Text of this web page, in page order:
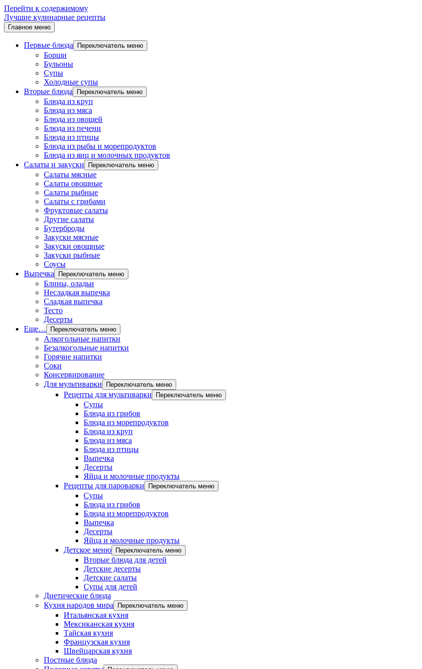
Перейти к содержимому
Лучшие кулинарные рецепты
Главное меню
Первые блюда Переключатель меню
Борщи
Бульоны
Супы
Холодные супы
Вторые блюда
Переключатель меню
Блюда из круп
Блюда из мяса
Блюда из овощей
Блюда из печени
Блюда из птицы
Блюда из рыбы и морепродуктов
Блюда из яиц и молочных продуктов
Салаты и закуски
Переключатель меню
Салаты мясные
Салаты овощные
Салаты рыбные
Салаты с грибами
Фруктовые салаты
Другие салаты
Бутерброды
Закуски мясные
Закуски овощные
Закуски рыбные
Соусы
Выпечка
Переключатель меню
Блины, оладьи
Несладкая выпечка
Сладкая выпечка
Тесто
Десерты
Еще…
Переключатель меню
Алкогольные напитки
Безалкогольные напитки
Горячие напитки
Соки
Консервирование
Для мультиварки
Переключатель меню
Рецепты для мультиварки Переключатель меню
Супы
Блюда из грибов
Блюда из морепродуктов
Блюда из круп
Блюда из мяса
Блюда из птицы
Выпечка
Десерты
Яйца и молочные продукты
Рецепты для пароварки
Переключатель меню
Супы
Блюда из грибов
Блюда из морепродуктов
Выпечка
Десерты
Яйца и молочные продукты
Детское меню
Переключатель меню
Вторые блюда для детей
Детские десерты
Детские салаты
Супы для детей
Диетические блюда
Кухня народов мира
Переключатель меню
Итальянская кухня
Мексиканская кухня
Тайская кухня
Французская кухня
Швейцарская кухня
Постные блюда